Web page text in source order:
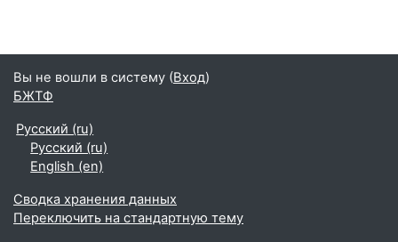
Вы не вошли в систему (Вход)
БЖТФ
Русский ‎(ru)‎
Русский ‎(ru)‎
English ‎(en)‎
Сводка хранения данных
Переключить на стандартную тему